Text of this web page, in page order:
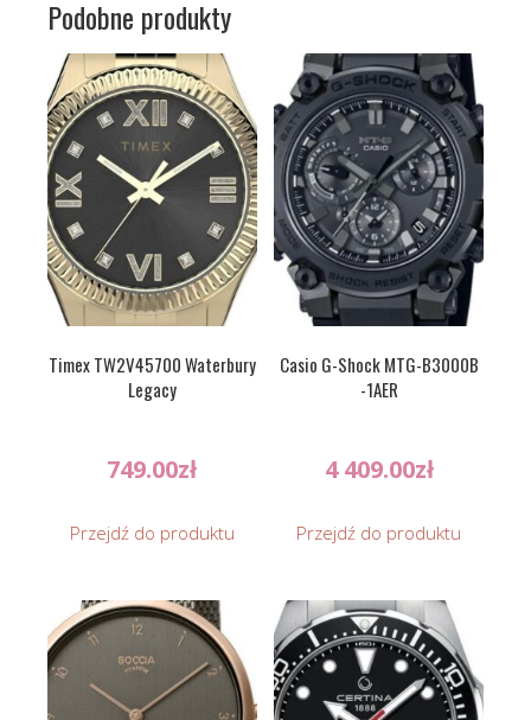
Podobne produkty
Timex TW2V45700 Waterbury
Legacy
749.00zł
Przejdź do produktu
Casio G-Shock MTG-B3000B
-1AER
4 409.00zł
Przejdź do produktu